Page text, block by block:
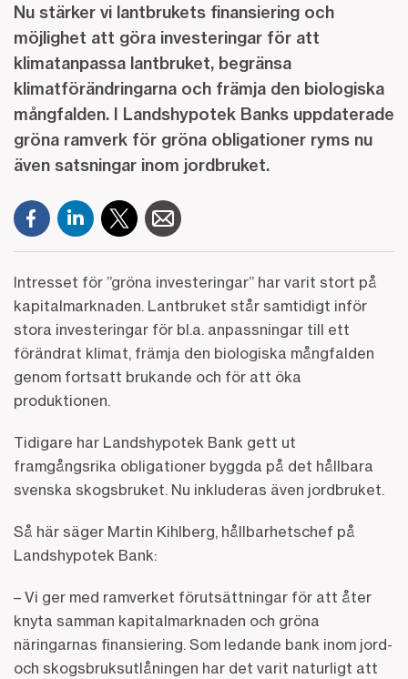
Nu stärker vi lantbrukets finansiering och
möjlighet att göra investeringar för att
klimatanpassa lantbruket, begränsa
klimatförändringarna och främja den biologiska
mångfalden. I Landshypotek Banks uppdaterade
gröna ramverk för gröna obligationer ryms nu
även satsningar inom jordbruket.
Intresset för ”gröna investeringar” har varit stort på
kapitalmarknaden. Lantbruket står samtidigt inför
stora investeringar för bl.a. anpassningar till ett
förändrat klimat, främja den biologiska mångfalden
genom fortsatt brukande och för att öka
produktionen.
Tidigare har Landshypotek Bank gett ut
framgångsrika obligationer byggda på det hållbara
svenska skogsbruket. Nu inkluderas även jordbruket.
Så här säger Martin Kihlberg, hållbarhetschef på
Landshypotek Bank:
– Vi ger med ramverket förutsättningar för att åter
knyta samman kapitalmarknaden och gröna
näringarnas finansiering. Som ledande bank inom jord-
och skogsbruksutlåningen har det varit naturligt att